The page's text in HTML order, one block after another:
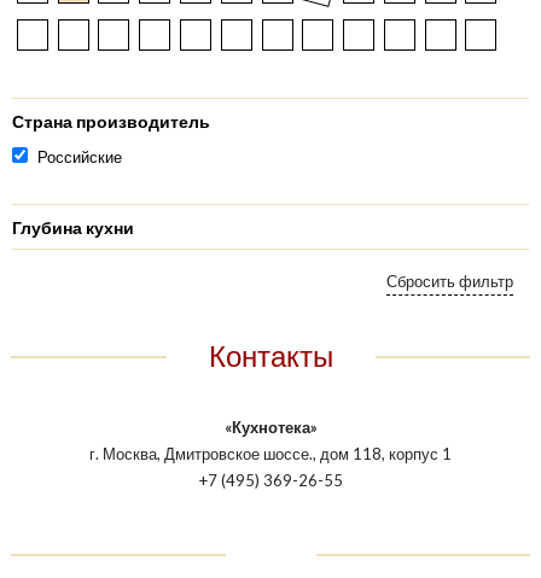
Страна производитель
Российские
Глубина кухни
Контакты
«Кухнотека»
г. Москва, Дмитровское шоссе., дом 118, корпус 1
+7 (495) 369-26-55